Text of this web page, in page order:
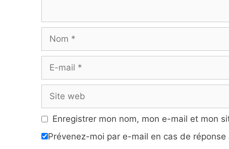
mail
web
Enregistrer mon nom, mon e-mail et mon
Prévenez-moi par e-mail en cas de